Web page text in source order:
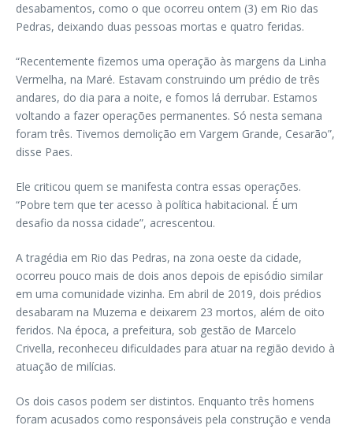
desabamentos, como o que ocorreu ontem (3) em Rio das
Pedras, deixando duas pessoas mortas e quatro feridas.
“Recentemente fizemos uma operação às margens da Linha
Vermelha, na Maré. Estavam construindo um prédio de três
andares, do dia para a noite, e fomos lá derrubar. Estamos
voltando a fazer operações permanentes. Só nesta semana
foram três. Tivemos demolição em Vargem Grande, Cesarão”,
disse Paes.
Ele criticou quem se manifesta contra essas operações.
“Pobre tem que ter acesso à política habitacional. É um
desafio da nossa cidade”, acrescentou.
A tragédia em Rio das Pedras, na zona oeste da cidade,
ocorreu pouco mais de dois anos depois de episódio similar
em uma comunidade vizinha. Em abril de 2019, dois prédios
desabaram na Muzema e deixarem 23 mortos, além de oito
feridos. Na época, a prefeitura, sob gestão de Marcelo
Crivella, reconheceu dificuldades para atuar na região devido à
atuação de milícias.
Os dois casos podem ser distintos. Enquanto três homens
foram acusados como responsáveis pela construção e venda